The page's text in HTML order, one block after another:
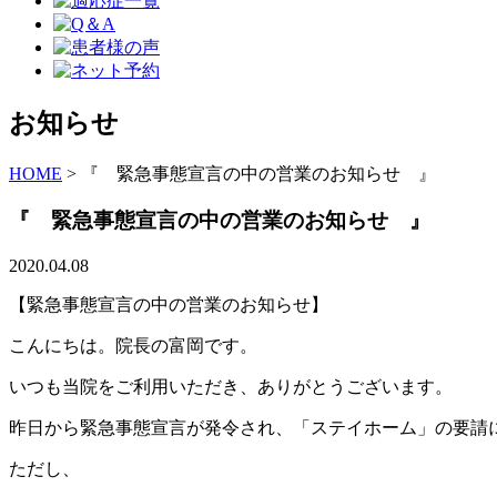
お知らせ
HOME > 『 緊急事態宣言の中の営業のお知らせ 』
『 緊急事態宣言の中の営業のお知らせ 』
2020.04.08
【緊急事態宣言の中の営業のお知らせ】
こんにちは。院長の富岡です。
いつも当院をご利用いただき、ありがとうございます。
昨日から緊急事態宣言が発令され、「ステイホーム」の要請
ただし、